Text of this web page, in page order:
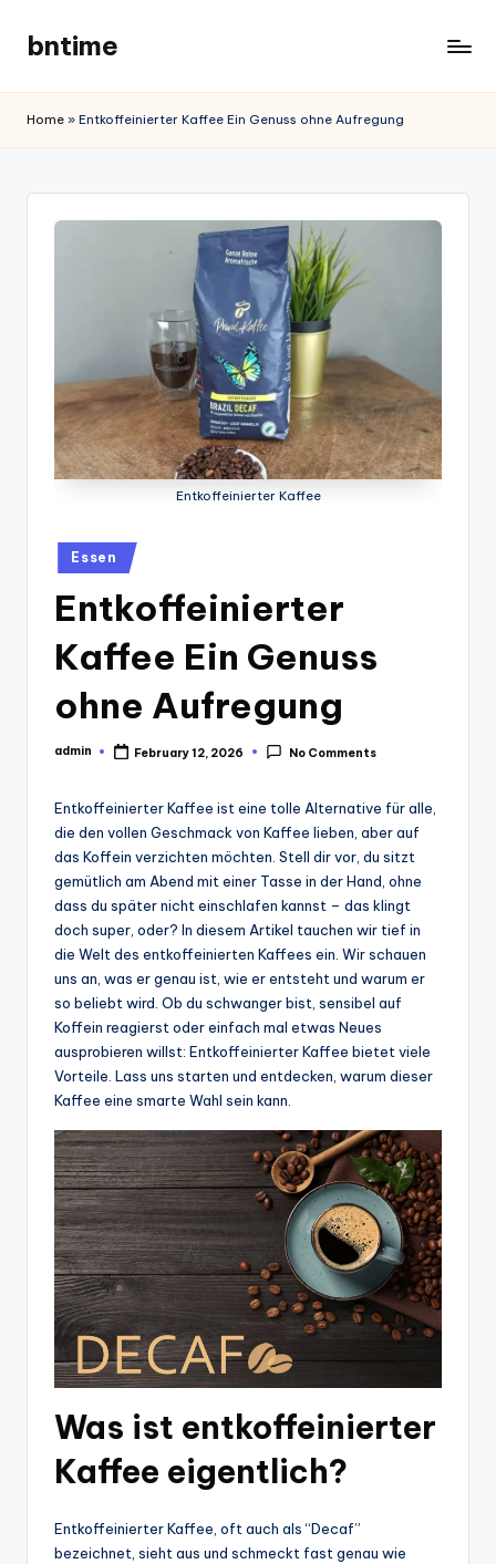
content
bntime
Home » Entkoffeinierter Kaffee Ein Genuss ohne Aufregung
Entkoffeinierter Kaffee
Posted
in
Essen
Entkoffeinierter
Kaffee Ein Genuss
ohne Aufregung
Posted
admin February 12, 2026 No Comments
Entkoffeinierter Kaffee ist eine tolle Alternative für alle,
die den vollen Geschmack von Kaffee lieben, aber auf
das Koffein verzichten möchten. Stell dir vor, du sitzt
gemütlich am Abend mit einer Tasse in der Hand, ohne
dass du später nicht einschlafen kannst – das klingt
doch super, oder? In diesem Artikel tauchen wir tief in
die Welt des entkoffeinierten Kaffees ein. Wir schauen
uns an, was er genau ist, wie er entsteht und warum er
so beliebt wird. Ob du schwanger bist, sensibel auf
Koffein reagierst oder einfach mal etwas Neues
ausprobieren willst: Entkoffeinierter Kaffee bietet viele
Vorteile. Lass uns starten und entdecken, warum dieser
Kaffee eine smarte Wahl sein kann.
Was ist entkoffeinierter
Kaffee eigentlich?
Entkoffeinierter Kaffee, oft auch als “Decaf”
bezeichnet, sieht aus und schmeckt fast genau wie